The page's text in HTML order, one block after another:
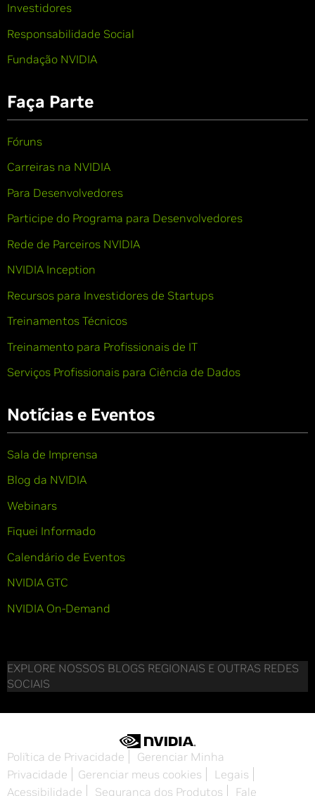
Investidores
Responsabilidade Social
Fundação NVIDIA
Faça Parte
Fóruns
Carreiras na NVIDIA
Para Desenvolvedores
Participe do Programa para Desenvolvedores
Rede de Parceiros NVIDIA
NVIDIA Inception
Recursos para Investidores de Startups
Treinamentos Técnicos
Treinamento para Profissionais de IT
Serviços Profissionais para Ciência de Dados
Notícias e Eventos
Sala de Imprensa
Blog da NVIDIA
Webinars
Fiquei Informado
Calendário de Eventos
NVIDIA GTC
NVIDIA On-Demand
EXPLORE NOSSOS BLOGS REGIONAIS E OUTRAS REDES
SOCIAIS
Política de Privacidade
Gerenciar Minha
Privacidade
Gerenciar meus cookies
Legais
Acessibilidade
Segurança dos Produtos Fale